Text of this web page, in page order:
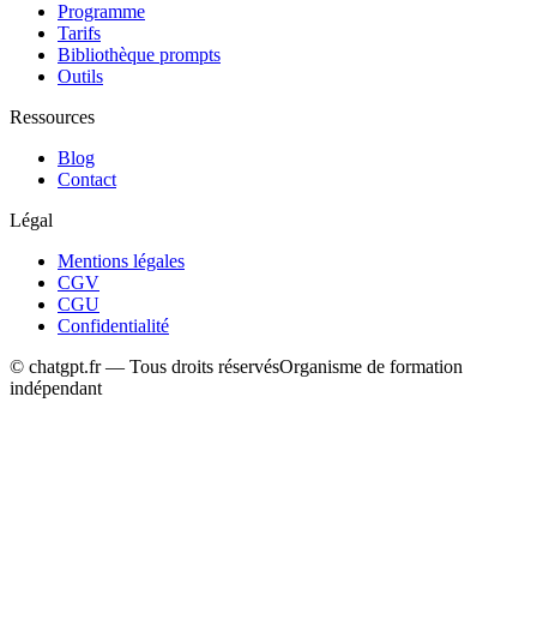
Programme
Tarifs
Bibliothèque prompts
Outils
Ressources
Blog
Contact
Légal
Mentions légales
CGV
CGU
Confidentialité
© chatgpt.fr — Tous droits réservésOrganisme de formation
indépendant